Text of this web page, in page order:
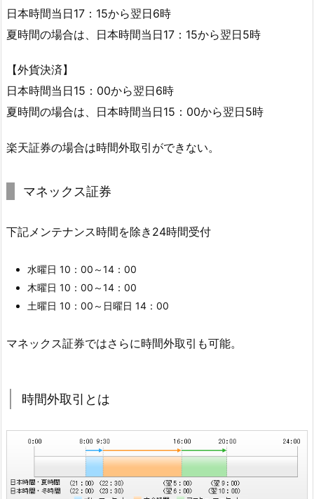
日本時間当日17：15から翌日6時
夏時間の場合は、日本時間当日17：15から翌日5時
【外貨決済】
日本時間当日15：00から翌日6時
夏時間の場合は、日本時間当日15：00から翌日5時
楽天証券の場合は時間外取引ができない。
マネックス証券
下記メンテナンス時間を除き24時間受付
水曜日 10：00～14：00
木曜日 10：00～14：00
土曜日 10：00～日曜日 14：00
マネックス証券ではさらに時間外取引も可能。
時間外取引とは